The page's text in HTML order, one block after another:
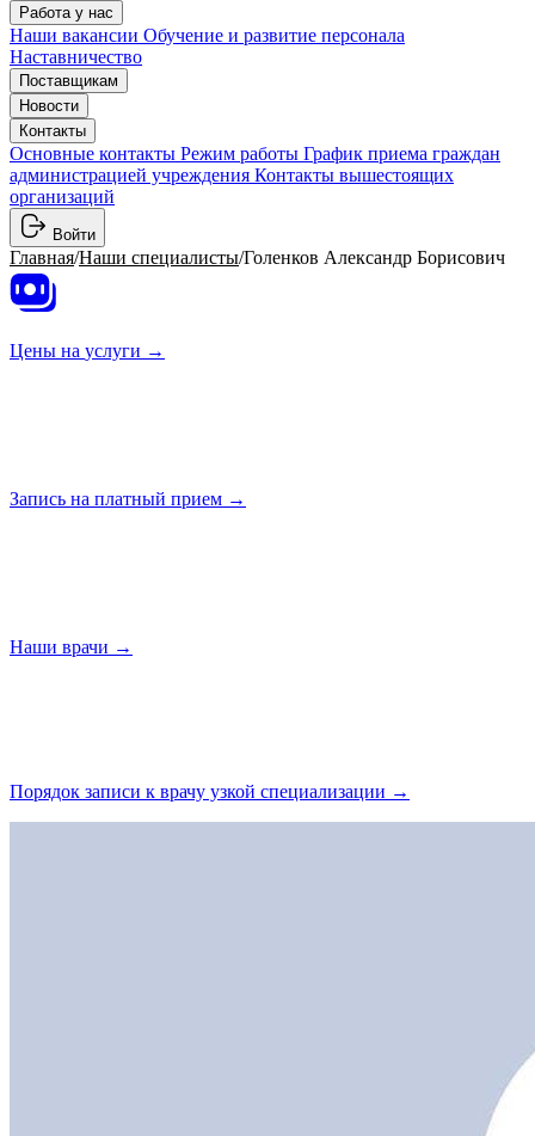
Работа у нас
Наши вакансии Обучение и развитие персонала
Наставничество
Поставщикам
Новости
Контакты
Основные контакты Режим работы График приема граждан
администрацией учреждения Контакты вышестоящих
организаций
Войти
Главная/Наши специалисты/Голенков Александр Борисович
Цены на услуги →
Запись на платный прием →
Наши врачи →
Порядок записи к врачу узкой специализации →